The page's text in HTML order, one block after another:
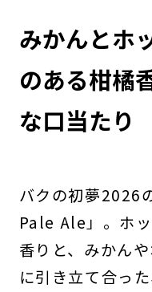
みかんとホ
のある柑橘
な口当たり
バクの初夢2026
Pale Ale」。ホ
香りと、みかん
に引き立て合っ